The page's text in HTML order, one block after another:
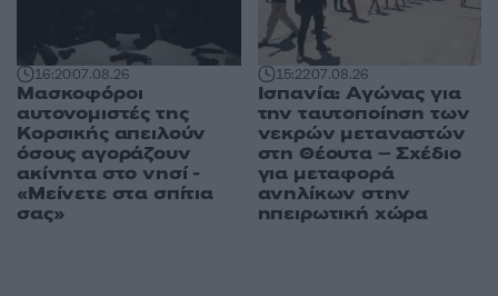
16:2007.08.26
Μασκοφόροι
αυτονομιστές της
Κορσικής απειλούν
όσους αγοράζουν
ακίνητα στο νησί -
«Μείνετε στα σπίτια
σας»
15:2207.08.26
Ισπανία: Αγώνας για
την ταυτοποίηση των
νεκρών μεταναστών
στη Θέουτα – Σχέδιο
για μεταφορά
ανηλίκων στην
ηπειρωτική χώρα